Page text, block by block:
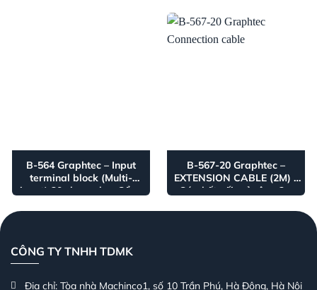
B-564 Graphtec – Input
terminal block (Multi-
input) 20 channels – Cổng
B-567-20 Graphtec –
EXTENSION CABLE (2M) –
Cáp kết nối mở rộng 2m
CÔNG TY TNHH TDMK
Địa chỉ: Tòa nhà Machinco1, số 10 Trần Phú, Hà Đông, Hà Nội